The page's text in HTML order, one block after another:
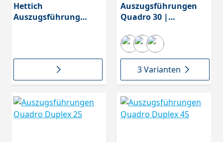
Hettich
Auszugsführung
Auszugsführungen
Quadro 30 |
Auszug
3 Varianten